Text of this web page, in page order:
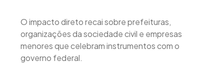
O impacto direto recai sobre prefeituras,
organizações da sociedade civil e empresas
menores que celebram instrumentos com o
governo federal.